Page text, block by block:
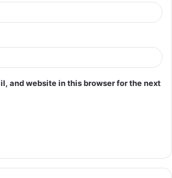
and website in this browser for the next